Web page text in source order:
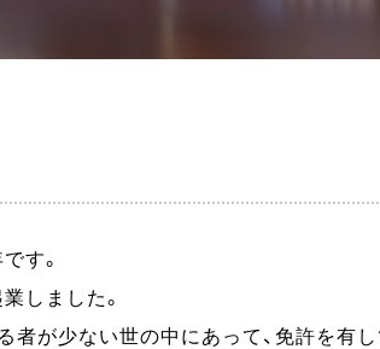
す。
しました。
者が少ない世の中にあって、免許を有し